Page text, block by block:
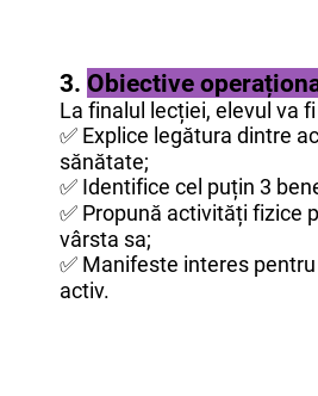
3. Obiective
La finalul lecției, elevul va
✅ Explice legătura dintre
sănătate;
✅ Identifice cel puțin 3
✅ Propună activități fizice
vârsta sa;
✅ Manifeste interes
activ.